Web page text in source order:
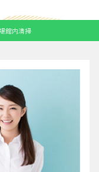
館内清掃